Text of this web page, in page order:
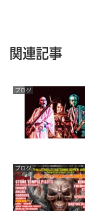
関連記事
ブログ
ブログ